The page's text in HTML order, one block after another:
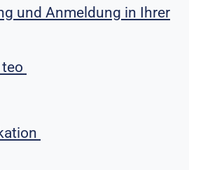
und Anmeldung in Ihrer